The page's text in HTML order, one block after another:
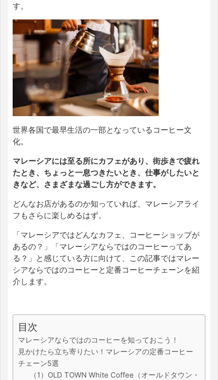
す。
世界各国で最早生活の一部となっているコーヒー文
化。
マレーシアには至る所にカフェがあり、街歩きで疲れ
たとき、ちょっと一息つきたいとき、仕事がしたいと
きなど、さまざまな過ごし方ができます。
どんなお店があるのか知っていれば、マレーシアライ
フもさらに楽しめるはず。
「マレーシアではどんなカフェ、コーヒーショップが
あるの？」「マレーシアならではのコーヒーってあ
る？」と感じている方に向けて、この記事ではマレー
シアならではのコーヒーと定番コーヒーチェーンを紹
介します。
目次
マレーシアならではのコーヒーを知っておこう！
見かけたら立ち寄りたい！マレーシアの定番コーヒー
チェーン5選
（1）OLD TOWN White Coffee（オールドタウン・